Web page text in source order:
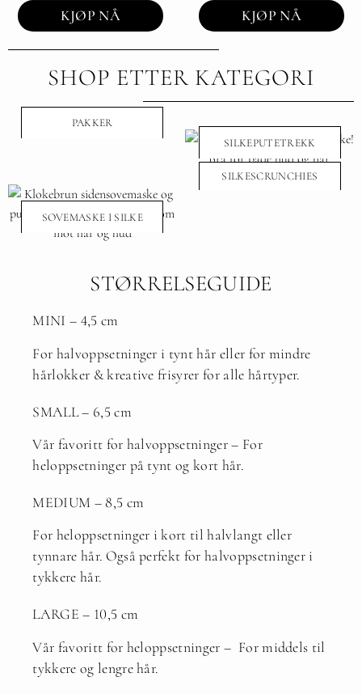
KJØP NÅ KJØP NÅ
SHOP ETTER KATEGORI
PAKKER
SILKEPUTETREKK
SOVEMASKE I SILKE
SILKESCRUNCHIES
STØRRELSEGUIDE
MINI – 4,5 cm
For halvoppsetninger i tynt hår eller for mindre
hårlokker & kreative frisyrer for alle hårtyper.
SMALL – 6,5 cm
Vår favoritt for halvoppsetninger – For
heloppsetninger på tynt og kort hår.
MEDIUM – 8,5 cm
For heloppsetninger i kort til halvlangt eller
tynnare hår. Også perfekt for halvoppsetninger i
tykkere hår.
LARGE – 10,5 cm
Vår favoritt for heloppsetninger – For middels til
tykkere og lengre hår.